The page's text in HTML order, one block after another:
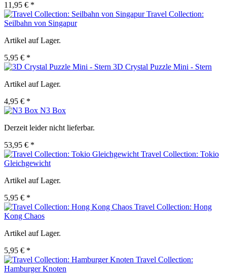
11,95 € *
Travel Collection:
Seilbahn von Singapur
Artikel auf Lager.
5,95 € *
3D Crystal Puzzle Mini - Stern
Artikel auf Lager.
4,95 € *
N3 Box
Derzeit leider nicht lieferbar.
53,95 € *
Travel Collection: Tokio
Gleichgewicht
Artikel auf Lager.
5,95 € *
Travel Collection: Hong
Kong Chaos
Artikel auf Lager.
5,95 € *
Travel Collection:
Hamburger Knoten